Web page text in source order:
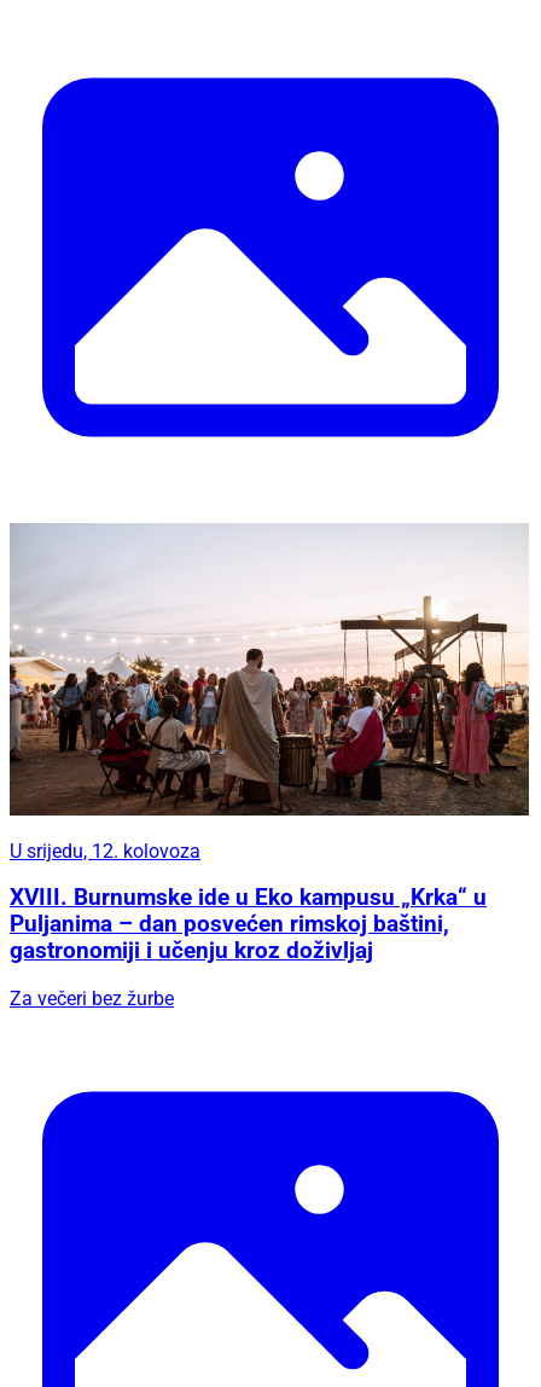
U srijedu, 12. kolovoza
XVIII. Burnumske ide u Eko kampusu „Krka“ u
Puljanima – dan posvećen rimskoj baštini,
gastronomiji i učenju kroz doživljaj
Za večeri bez žurbe